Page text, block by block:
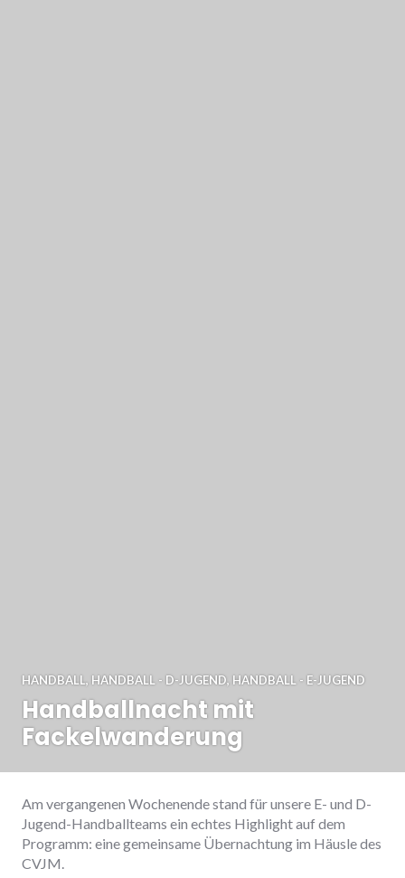
HANDBALL, HANDBALL - D-JUGEND, HANDBALL - E-JUGEND
Handballnacht mit
Fackelwanderung
Am vergangenen Wochenende stand für unsere E- und D-
Jugend-Handballteams ein echtes Highlight auf dem
Programm: eine gemeinsame Übernachtung im Häusle des
CVJM.